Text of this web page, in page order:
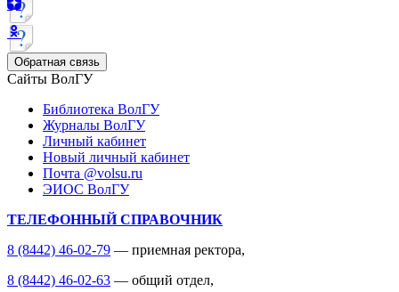
Обратная связь
Сайты ВолГУ
Библиотека ВолГУ
Журналы ВолГУ
Личный кабинет
Новый личный кабинет
Почта @volsu.ru
ЭИОС ВолГУ
ТЕЛЕФОННЫЙ СПРАВОЧНИК
8 (8442) 46-02-79 — приемная ректора,
8 (8442) 46-02-63 — общий отдел,